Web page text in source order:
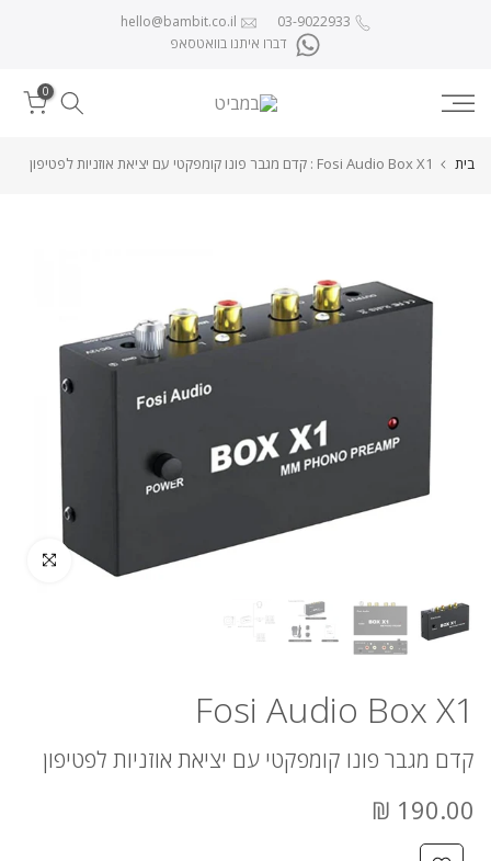
03-9022933
hello@bambit.co.il
דברו איתנו בוואטסאפ
0
בית Fosi Audio Box X1 : קדם מגבר פונו קומפקטי עם יציאת אוזניות לפטיפון
לחץ להגדלה
Fosi Audio Box X1
קדם מגבר פונו קומפקטי עם יציאת אוזניות לפטיפון
190.00 ₪